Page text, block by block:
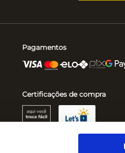
Pagamentos
Certificações de compra